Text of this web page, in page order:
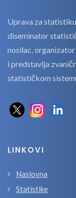
Uprava za
diseminator
nosilac,
i predstavlja
statističkom
LINKOVI
Naslovna
Statistike